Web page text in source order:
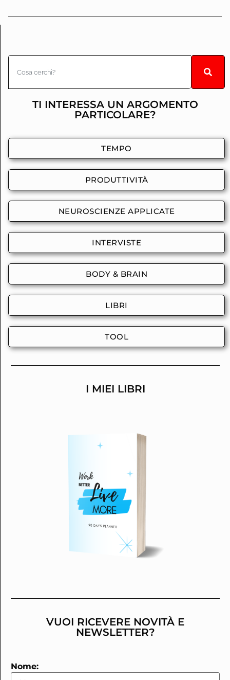
TI INTERESSA UN ARGOMENTO
PARTICOLARE?
TEMPO
PRODUTTIVITÀ
NEUROSCIENZE APPLICATE
INTERVISTE
BODY & BRAIN
LIBRI
TOOL
I MIEI LIBRI
VUOI RICEVERE NOVITÀ E
NEWSLETTER?
Nome: